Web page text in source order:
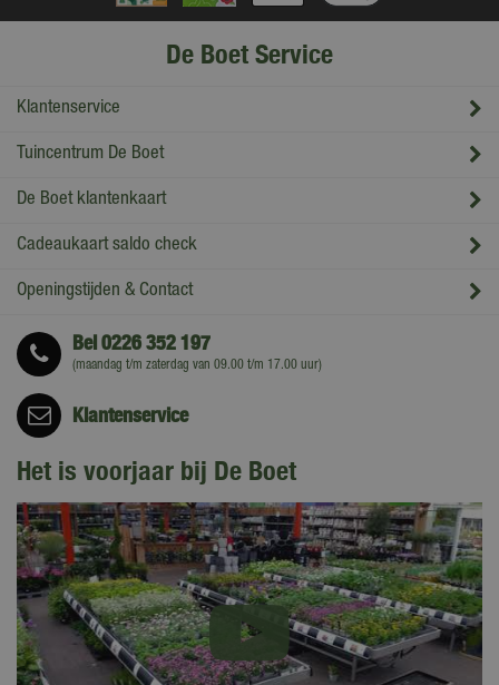
De Boet Service
Klantenservice
Tuincentrum De Boet
De Boet klantenkaart
Cadeaukaart saldo check
Openingstijden & Contact
Bel0226 352 197
(maandag t/m zaterdag van 09.00 t/m 17.00 uur)
Klantenservice
Het is voorjaar bij De Boet